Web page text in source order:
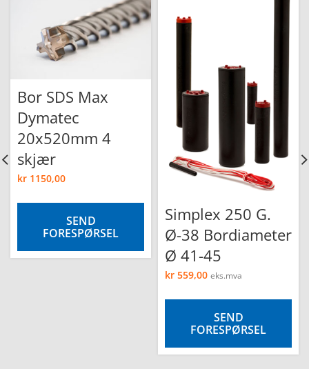
Bor SDS Max
Dymatec
20x520mm 4
skjær
kr 1150,00
SEND
FORESPØRSEL
Simplex 250 G.
Ø-38 Bordiameter
Ø 41-45
kr 559,00 eks.mva
SEND
FORESPØRSEL